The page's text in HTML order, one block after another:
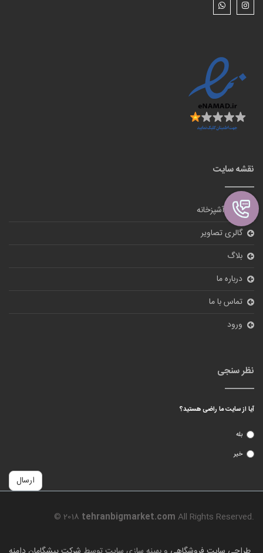
نقشه سایت
لوازم آشپزخانه
گالری تصاویر
بلاگ
درباره ما
تماس با ما
ورود
نظر سنجی
آیا از سایت ما راضی هستید؟
بله
خیر
ارسال
© 2018 tehranbigmarket.com All Rights Reserved.